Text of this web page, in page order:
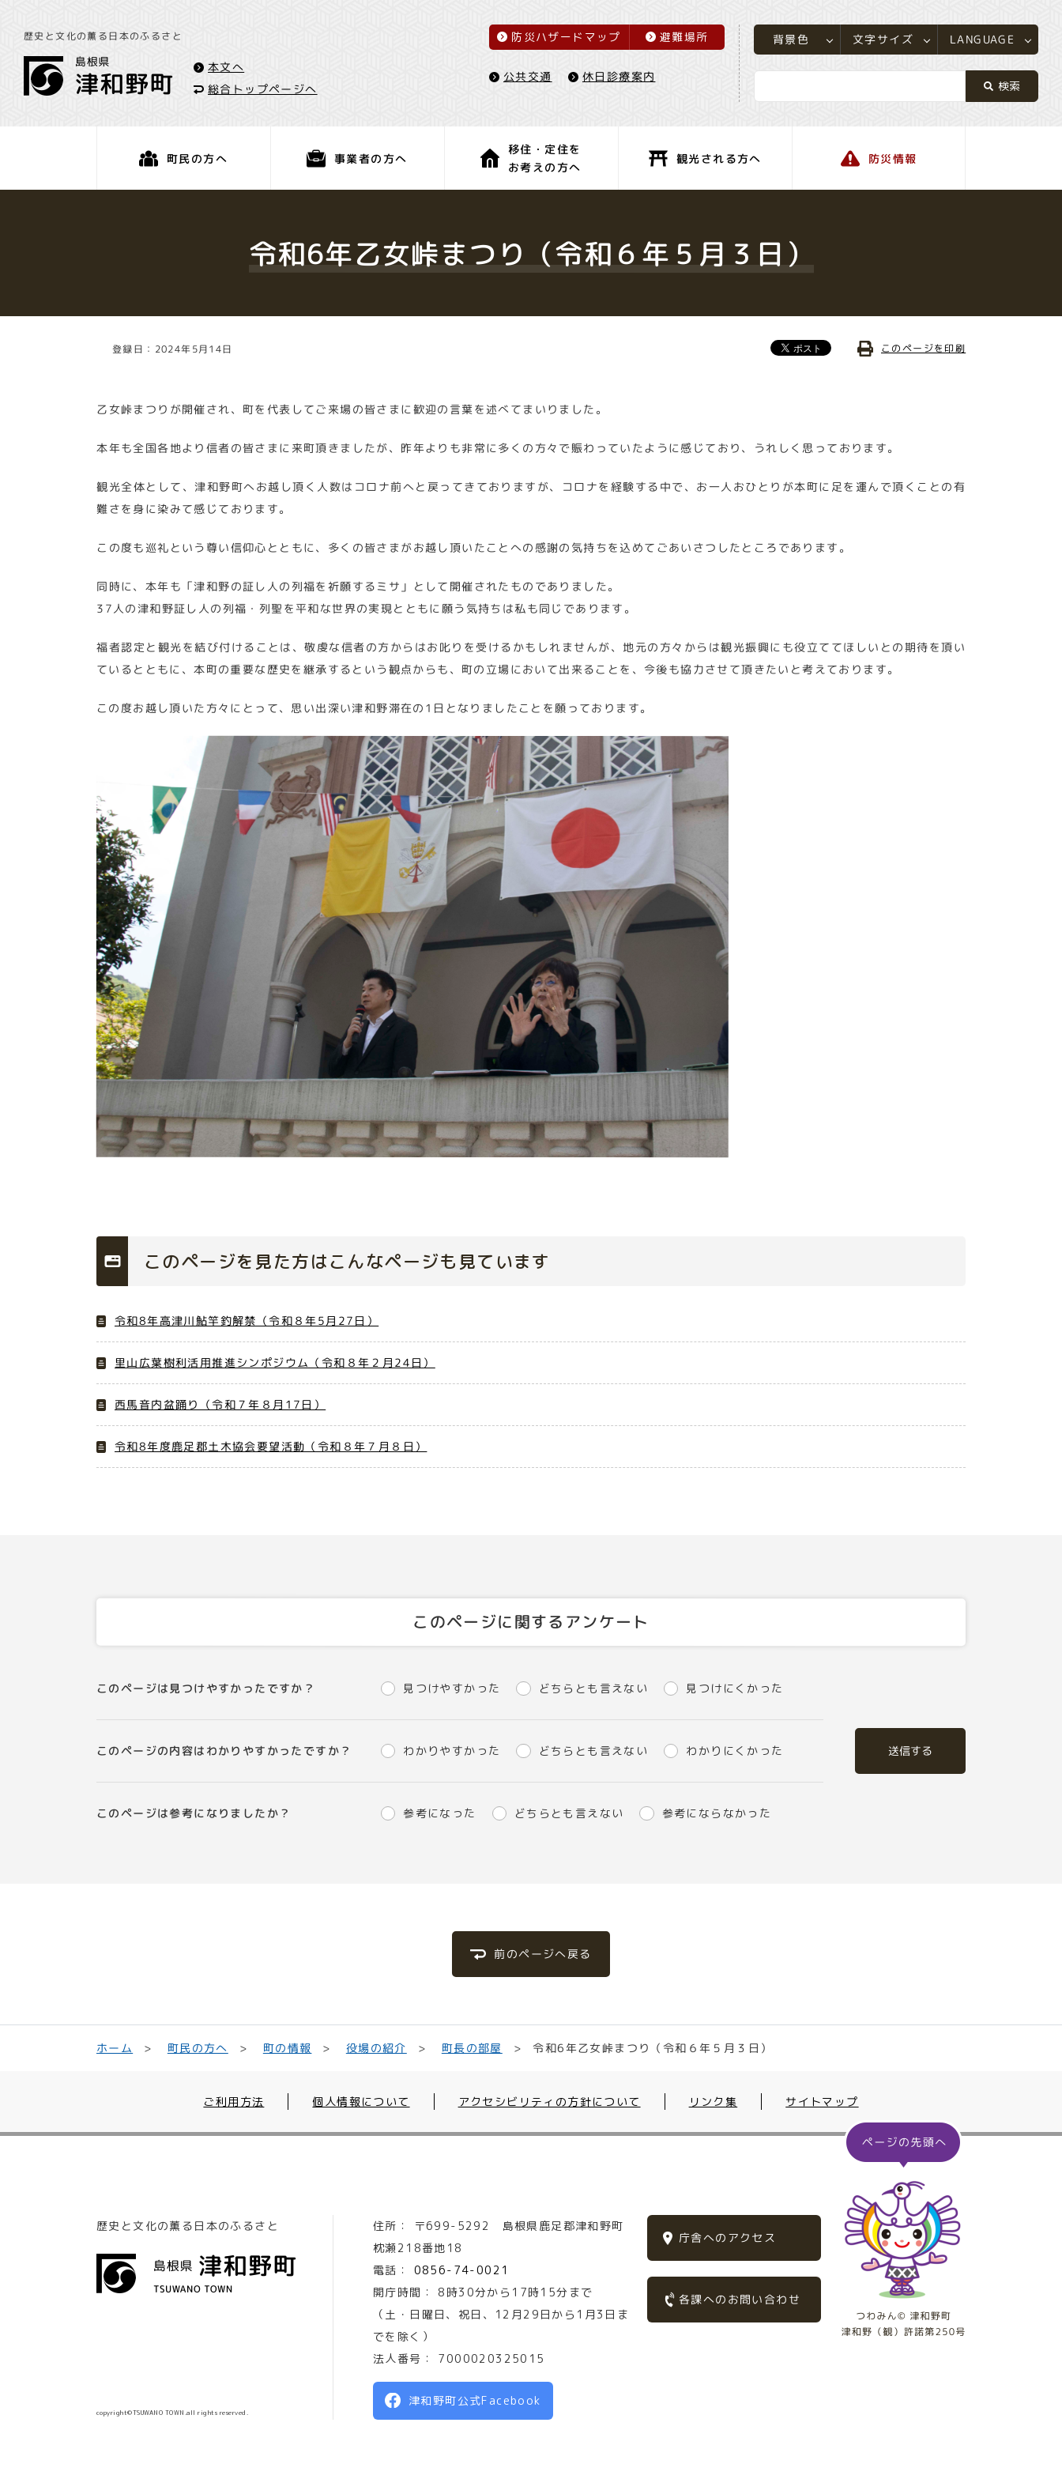
歴史と文化の薫る日本のふるさと
本文へ
総合トップページへ
防災ハザードマップ 避難場所
公共交通 休日診療案内
背景色 文字サイズ LANGUAGE
町民の方へ 事業者の方へ
移住・定住を
お考えの方へ
観光される方へ 防災情報
令和6年乙女峠まつり（令和６年５月３日）
登録日：2024年5月14日 このページを印刷
乙女峠まつりが開催され、町を代表してご来場の皆さまに歓迎の言葉を述べてまいりました。
本年も全国各地より信者の皆さまに来町頂きましたが、昨年よりも非常に多くの方々で賑わっていたように感じており、うれしく思っております。
観光全体として、津和野町へお越し頂く人数はコロナ前へと戻ってきておりますが、コロナを経験する中で、お一人おひとりが本町に足を運んで頂くことの有
難さを身に染みて感じております。
この度も巡礼という尊い信仰心とともに、多くの皆さまがお越し頂いたことへの感謝の気持ちを込めてごあいさつしたところであります。
同時に、本年も「津和野の証し人の列福を祈願するミサ」として開催されたものでありました。
37人の津和野証し人の列福・列聖を平和な世界の実現とともに願う気持ちは私も同じであります。
福者認定と観光を結び付けることは、敬虔な信者の方からはお叱りを受けるかもしれませんが、地元の方々からは観光振興にも役立ててほしいとの期待を頂い
ているとともに、本町の重要な歴史を継承するという観点からも、町の立場において出来ることを、今後も協力させて頂きたいと考えております。
この度お越し頂いた方々にとって、思い出深い津和野滞在の1日となりましたことを願っております。
このページを見た方はこんなページも見ています
令和8年高津川鮎竿釣解禁（令和８年5月27日）
里山広葉樹利活用推進シンポジウム（令和８年２月24日）
西馬音内盆踊り（令和７年８月17日）
令和8年度鹿足郡土木協会要望活動（令和８年７月８日）
このページに関するアンケート
このページは見つけやすかったですか？ 見つけやすかった どちらとも言えない 見つけにくかった
このページの内容はわかりやすかったですか？ わかりやすかった どちらとも言えない わかりにくかった
このページは参考になりましたか？ 参考になった どちらとも言えない 参考にならなかった
送信する
前のページへ戻る
ホーム 町民の方へ 町の情報 役場の紹介 町長の部屋 令和6年乙女峠まつり（令和６年５月３日）
ご利用方法 個人情報について アクセシビリティの方針について リンク集 サイトマップ
歴史と文化の薫る日本のふるさと
copyright©TSUWANO TOWN.all rights reserved.
住所： 〒699-5292 島根県鹿足郡津和野町
枕瀬218番地18
電話：
0856-74-0021
開庁時間：
8時30分から17時15分まで
（土・日曜日、祝日、12月29日から1月3日ま
でを除く）
法人番号：
7000020325015
津和野町公式Facebook
庁舎へのアクセス
各課へのお問い合わせ